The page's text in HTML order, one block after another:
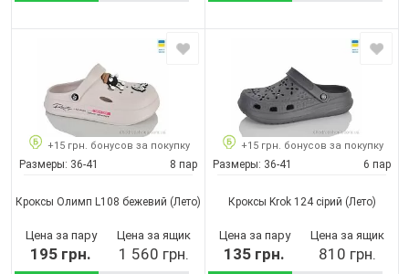
+15 грн. бонусов за покупку
Размеры: 36-41 8 пар
Кроксы Олимп L108 бежевий (Лето)
Цена за пару
195 грн.
Цена за ящик
1 560 грн.
+15 грн. бонусов за покупку
Размеры: 36-41 6 пар
Кроксы Krok 124 сірий (Лето)
Цена за пару
135 грн.
Цена за ящик
810 грн.